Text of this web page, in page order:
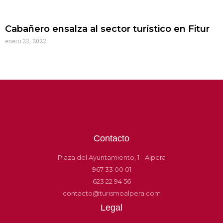
Cabañero ensalza al sector turístico en Fitur
enero 22, 2022
Contacto
Plaza del Ayuntamiento, 1 - Alpera
967 33 00 01
623 22 94 56
contacto@turismoalpera.com
Legal